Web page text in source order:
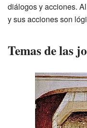
diálogos y acciones.
y sus acciones son
Temas de las